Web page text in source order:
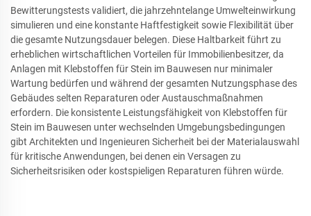
Bewitterungstests validiert, die jahrzehntelange Umwelteinwirkung
simulieren und eine konstante Haftfestigkeit sowie Flexibilität über
die gesamte Nutzungsdauer belegen. Diese Haltbarkeit führt zu
erheblichen wirtschaftlichen Vorteilen für Immobilienbesitzer, da
Anlagen mit Klebstoffen für Stein im Bauwesen nur minimaler
Wartung bedürfen und während der gesamten Nutzungsphase des
Gebäudes selten Reparaturen oder Austauschmaßnahmen
erfordern. Die konsistente Leistungsfähigkeit von Klebstoffen für
Stein im Bauwesen unter wechselnden Umgebungsbedingungen
gibt Architekten und Ingenieuren Sicherheit bei der Materialauswahl
für kritische Anwendungen, bei denen ein Versagen zu
Sicherheitsrisiken oder kostspieligen Reparaturen führen würde.